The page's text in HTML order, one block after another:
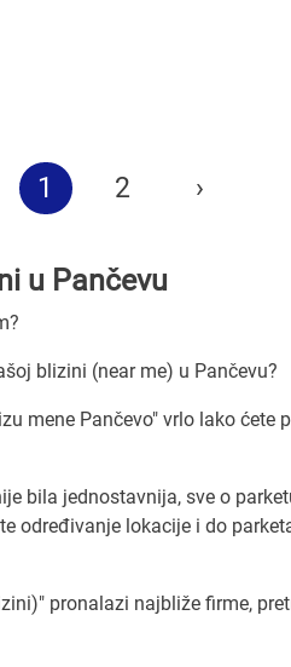
1 2 ›
u Pančevu
blizini (near me) u Pančevu?
mene Pančevo" vrlo lako ćete
bila jednostavnija, sve o
određivanje lokacije i do
pronalazi najbliže firme,